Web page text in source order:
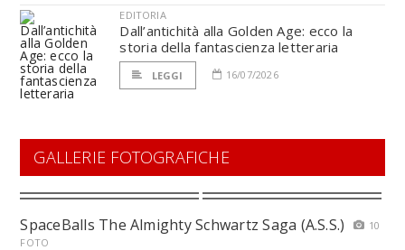
EDITORIA
Dall’antichità alla Golden Age: ecco la
storia della fantascienza letteraria
LEGGI 16/07/2026
GALLERIE FOTOGRAFICHE
SpaceBalls The Almighty Schwartz Saga (A.S.S.)
10
FOTO